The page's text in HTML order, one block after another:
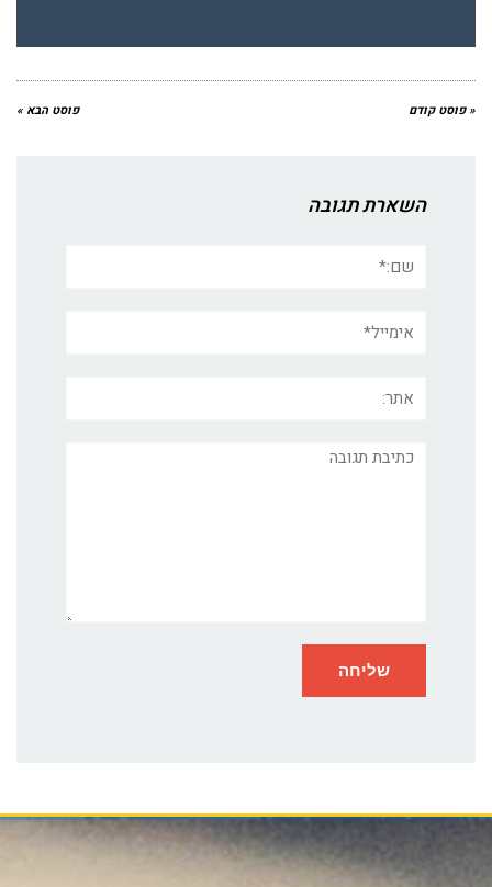
« פוסט קודם פוסט הבא »
השארת תגובה
תגובה